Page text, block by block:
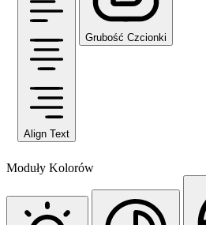
Align Text
Grubość Czcionki
Moduły Kolorów